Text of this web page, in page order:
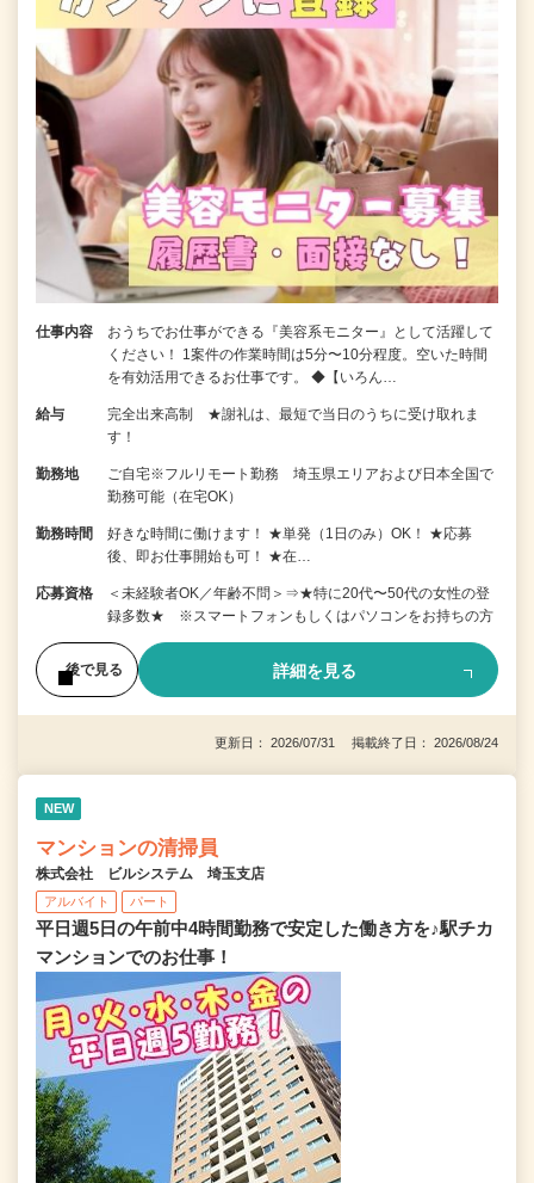
仕事内容
おうちでお仕事ができる『美容系モニター』として活躍して
ください！ 1案件の作業時間は5分〜10分程度。空いた時間
を有効活用できるお仕事です。 ◆【いろん…
給与
完全出来高制 ★謝礼は、最短で当日のうちに受け取れま
す！
勤務地
ご自宅※フルリモート勤務 埼玉県エリアおよび日本全国で
勤務可能（在宅OK）
勤務時間
好きな時間に働けます！ ★単発（1日のみ）OK！ ★応募
後、即お仕事開始も可！ ★在…
応募資格
＜未経験者OK／年齢不問＞⇒★特に20代〜50代の女性の登
録多数★ ※スマートフォンもしくはパソコンをお持ちの方
後で見る 詳細を見る
更新日： 2026/07/31 掲載終了日： 2026/08/24
NEW
マンションの清掃員
株式会社 ビルシステム 埼玉支店
アルバイト パート
平日週5日の午前中4時間勤務で安定した働き方を♪駅チカ
マンションでのお仕事！